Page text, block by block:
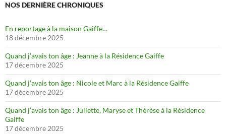
NOS DERNIÈRE CHRONIQUES
En reportage à la maison Gaiffe…
18 décembre 2025
Quand j’avais ton âge : Jeanne à la Résidence Gaiffe
17 décembre 2025
Quand j’avais ton âge : Nicole et Marc à la Résidence Gaiffe
17 décembre 2025
Quand j’avais ton âge : Juliette, Maryse et Thérèse à la Résidence
Gaiffe
17 décembre 2025